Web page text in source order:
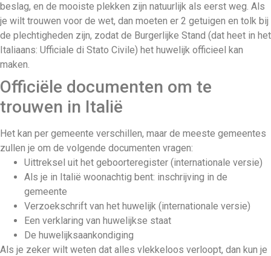
beslag, en de mooiste plekken zijn natuurlijk als eerst weg. Als
je wilt trouwen voor de wet, dan moeten er 2 getuigen en tolk bij
de plechtigheden zijn, zodat de Burgerlijke Stand (dat heet in het
Italiaans: Ufficiale di Stato Civile) het huwelijk officieel kan
maken.
Officiële documenten om te
trouwen in Italië
Het kan per gemeente verschillen, maar de meeste gemeentes
zullen je om de volgende documenten vragen:
Uittreksel uit het geboorteregister (internationale versie)
Als je in Italië woonachtig bent: inschrijving in de
gemeente
Verzoekschrift van het huwelijk (internationale versie)
Een verklaring van huwelijkse staat
De huwelijksaankondiging
Als je zeker wilt weten dat alles vlekkeloos verloopt, dan kun je